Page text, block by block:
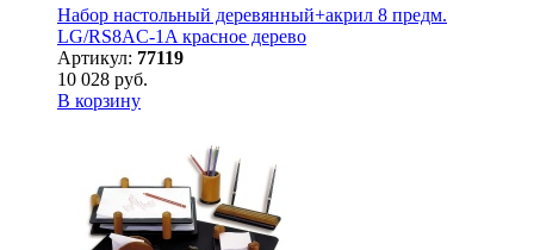
Набор настольный деревянный+акрил 8 предм.
LG/RS8AC-1A красное дерево
Артикул: 77119
10 028 руб.
В корзину